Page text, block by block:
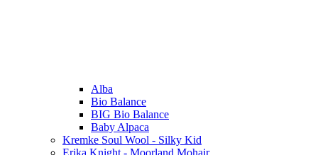
Alba
Bio Balance
BIG Bio Balance
Baby Alpaca
Kremke Soul Wool - Silky Kid
Erika Knight - Moorland Mohair